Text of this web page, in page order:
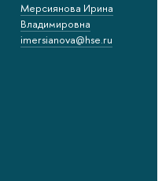
Мерсиянова Ирина
Владимировна
imersianova@hse.ru